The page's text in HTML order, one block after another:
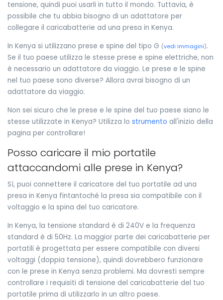
tensione, quindi puoi usarli in tutto il mondo. Tuttavia, è
possibile che tu abbia bisogno di un adattatore per
collegare il caricabatterie ad una presa in Kenya.
In Kenya si utilizzano prese e spine del tipo G (vedi immagini).
Se il tuo paese utilizza le stesse prese e spine elettriche, non
è necessario un adattatore da viaggio. Le prese e le spine
nel tuo paese sono diverse? Allora avrai bisogno di un
adattatore da viaggio.
Non sei sicuro che le prese e le spine del tuo paese siano le
stesse utilizzate in Kenya? Utilizza lo strumento all'inizio della
pagina per controllare!
Posso caricare il mio portatile
attaccandomi alle prese in Kenya?
Sì, puoi connettere il caricatore del tuo portatile ad una
presa in Kenya fintantoché la presa sia compatibile con il
voltaggio e la spina del tuo caricatore.
In Kenya, la tensione standard è di 240V e la frequenza
standard è di 50Hz. La maggior parte dei caricabatterie per
portatili è progettata per essere compatibile con diversi
voltaggi (doppia tensione), quindi dovrebbero funzionare
con le prese in Kenya senza problemi. Ma dovresti sempre
controllare i requisiti di tensione del caricabatterie del tuo
portatile prima di utilizzarlo in un altro paese.